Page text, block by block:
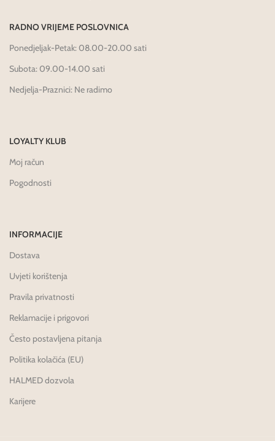
RADNO VRIJEME POSLOVNICA
Ponedjeljak-Petak: 08.00-20.00 sati
Subota: 09.00-14.00 sati
Nedjelja-Praznici: Ne radimo
LOYALTY KLUB
Moj račun
Pogodnosti
INFORMACIJE
Dostava
Uvjeti korištenja
Pravila privatnosti
Reklamacije i prigovori
Često postavljena pitanja
Politika kolačića (EU)
HALMED dozvola
Karijere